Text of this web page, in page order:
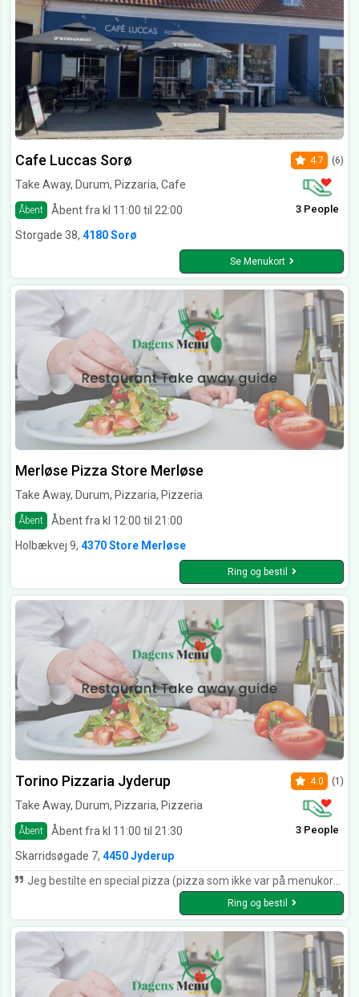
Cafe Luccas Sorø
Take Away, Durum, Pizzaria, Cafe
Åbent Åbent fra kl 11:00 til 22:00
4.7 (6)
3 People
Storgade 38, 4180 Sorø
Se Menukort
Merløse Pizza Store Merløse
Take Away, Durum, Pizzaria, Pizzeria
Åbent
Åbent fra kl 12:00 til 21:00
Holbækvej 9, 4370 Store Merløse
Ring og bestil
Torino Pizzaria Jyderup
Take Away, Durum, Pizzaria, Pizzeria
Åbent Åbent fra kl 11:00 til 21:30
4.0 (1)
3 People
Skarridsøgade 7, 4450 Jyderup
Jeg bestilte en special pizza (pizza som ikke var på menukortet) og der var ingen problemer. Den var super lækker og det var servicen også.
Ring og bestil